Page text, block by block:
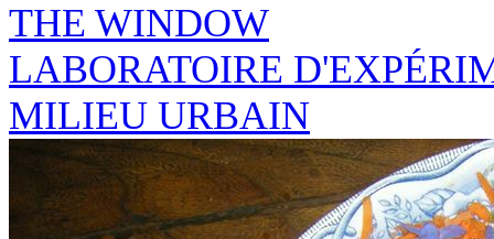
THE WINDOW
LABORATOIRE
MILIEU URBAIN